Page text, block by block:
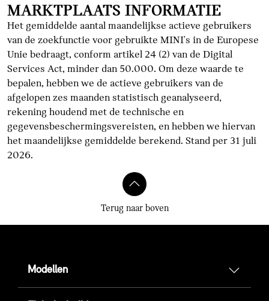
MARKTPLAATS INFORMATIE
Het gemiddelde aantal maandelijkse actieve gebruikers
van de zoekfunctie voor gebruikte MINI's in de Europese
Unie bedraagt, conform artikel 24 (2) van de Digital
Services Act, minder dan 50.000. Om deze waarde te
bepalen, hebben we de actieve gebruikers van de
afgelopen zes maanden statistisch geanalyseerd,
rekening houdend met de technische en
gegevensbeschermingsvereisten, en hebben we hiervan
het maandelijkse gemiddelde berekend. Stand per 31 juli
2026.
Terug naar boven
Modellen